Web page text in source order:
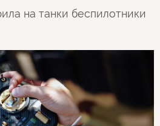
на танки беспилотники